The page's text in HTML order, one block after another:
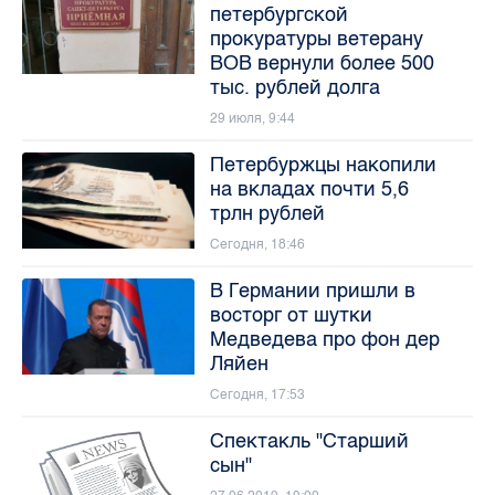
петербургской
прокуратуры ветерану
ВОВ вернули более 500
тыс. рублей долга
29 июля, 9:44
Петербуржцы накопили
на вкладах почти 5,6
трлн рублей
Сегодня, 18:46
В Германии пришли в
восторг от шутки
Медведева про фон дер
Ляйен
Сегодня, 17:53
Спектакль "Старший
сын"